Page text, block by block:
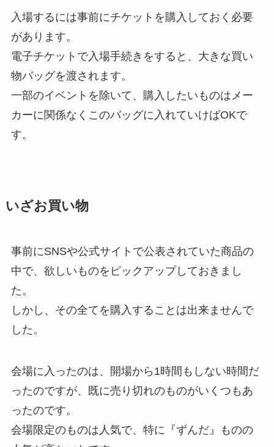
入場するには事前にチケットを購入しておく必要
があります。
電子チケットで入場手続きをすると、大きな買い
物バッグを渡されます。
一部のイベントを除いて、購入したいものはメー
カーに関係なくこのバッグに入れていけばOKで
す。
いざお買い物
事前にSNSや公式サイトで公表されていた商品の
中で、欲しいものをピックアップしておきまし
た。
しかし、その全てを購入することは出来ませんで
した。
会場に入ったのは、開場から1時間もしない時間だ
ったのですが、既に売り切れのものがいくつもあ
ったのです。
会場限定のものは人気で、特に『ずんだ』ものの